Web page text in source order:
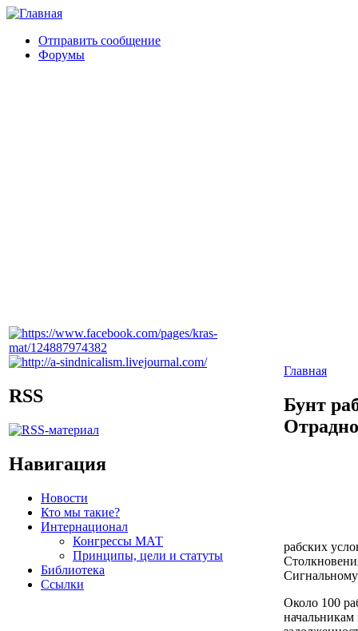
Отправить сообщение
Форумы
RSS
Навигация
Новости
Кто мы такие?
Интернационал
Конгрессы МАТ
Принципы, цели и статуты
Библиотека
Ссылки
Главная
Бунт
рабских
Сигнальному
Около 100
начальникам